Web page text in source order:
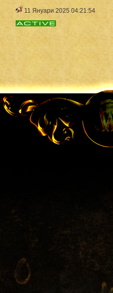
11 Януари 2025 04:21:54